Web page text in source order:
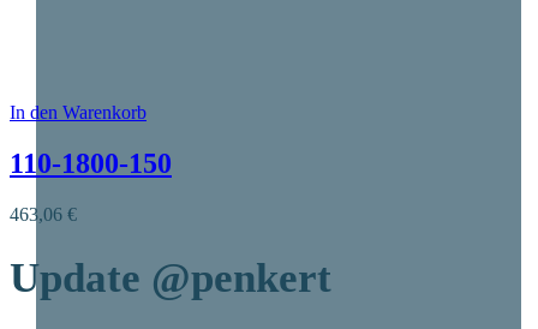
In den Warenkorb
110-1800-150
463,06 €
Update @penkert